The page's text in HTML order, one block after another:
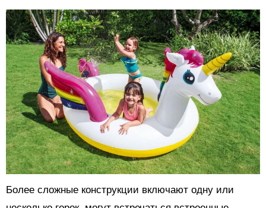
Более сложные конструкции включают одну или